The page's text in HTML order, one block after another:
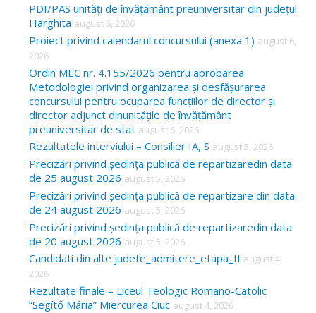
c
h
f
o
r
PDI/PAS unități de învățământ preuniversitar din județul
Harghita august 6, 2026
Proiect privind calendarul concursului (anexa 1) august 6,
2026
Ordin MEC nr. 4.155/2026 pentru aprobarea
Metodologiei privind organizarea și desfășurarea
concursului pentru ocuparea funcțiilor de director și
director adjunct dinunitățile de învățământ
preuniversitar de stat august 6, 2026
Rezultatele interviului – Consilier IA, S august 5, 2026
Precizări privind ședința publică de repartizaredin data
de 25 august 2026 august 5, 2026
Precizări privind ședința publică de repartizare din data
de 24 august 2026 august 5, 2026
Precizări privind ședința publică de repartizaredin data
de 20 august 2026 august 5, 2026
Candidati din alte judete_admitere_etapa_II august 4,
2026
Rezultate finale – Liceul Teologic Romano-Catolic
“Segítő Mária” Miercurea Ciuc august 4, 2026